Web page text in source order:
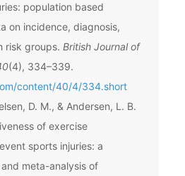
population based
on incidence, diagnosis,
risk groups. British Journal of
(4), 334–339.
content/40/4/334.short
D. M., & Andersen, L. B.
of exercise
sports injuries: a
meta-analysis of